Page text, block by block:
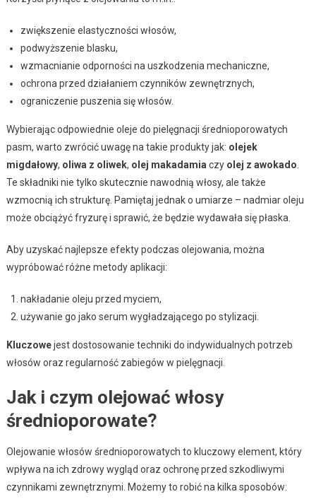
zwiększenie elastyczności włosów,
podwyższenie blasku,
wzmacnianie odporności na uszkodzenia mechaniczne,
ochrona przed działaniem czynników zewnętrznych,
ograniczenie puszenia się włosów.
Wybierając odpowiednie oleje do pielęgnacji średnioporowatych
pasm, warto zwrócić uwagę na takie produkty jak: olejek
migdałowy, oliwa z oliwek, olej makadamia czy olej z awokado
Te składniki nie tylko skutecznie nawodnią włosy, ale także
wzmocnią ich strukturę. Pamiętaj jednak o umiarze – nadmiar oleju
może obciążyć fryzurę i sprawić, że będzie wydawała się płaska.
Aby uzyskać najlepsze efekty podczas olejowania, można
wypróbować różne metody aplikacji:
nakładanie oleju przed myciem,
używanie go jako serum wygładzającego po stylizacji.
Kluczowejest dostosowanie techniki do indywidualnych potrzeb
włosów oraz regularność zabiegów w pielęgnacji.
Jak i czym olejować włosy
średnioporowate?
Olejowanie włosów średnioporowatych to kluczowy element, który
wpływa na ich zdrowy wygląd oraz ochronę przed szkodliwymi
czynnikami zewnętrznymi. Możemy to robić na kilka sposobów: